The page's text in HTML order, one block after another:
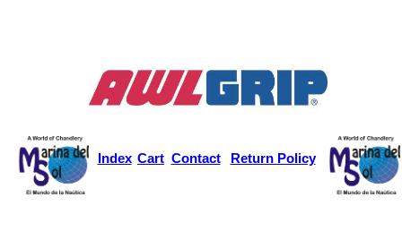
Index Cart Contact Return Policy